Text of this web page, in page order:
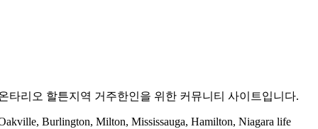
타리오 할튼지역 거주한인을 위한 커뮤니티 사이트입니다.
Burlington, Milton, Mississauga, Hamilton, Niagara life